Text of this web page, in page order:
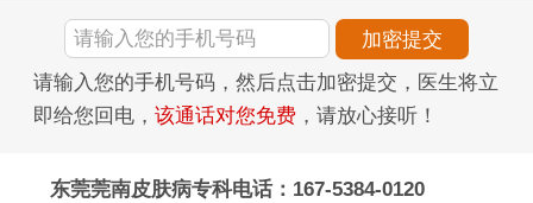
请输入您的手机号码，然后点击加密提交，医生将立
即给您回电， 该通话对您免费 ，请放心接听！
东莞莞南皮肤病专科电话：167-5384-0120